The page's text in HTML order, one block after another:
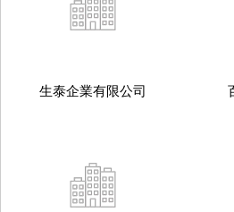
生泰企業有限公司